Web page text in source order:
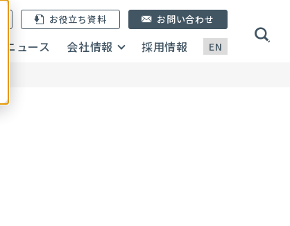
EN
お役立ち資料
ニュース 会社情報 採用情報
お問い合わせ